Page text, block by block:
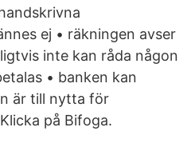
ej • räkningen avser
inte kan råda någon
• banken kan
är till nytta för
på Bifoga.